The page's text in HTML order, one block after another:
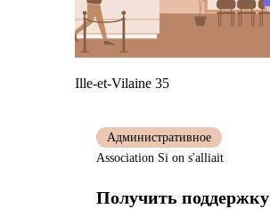
Ille-et-Vilaine 35
Получить поддержку
Административное
Association Si on s'alliait